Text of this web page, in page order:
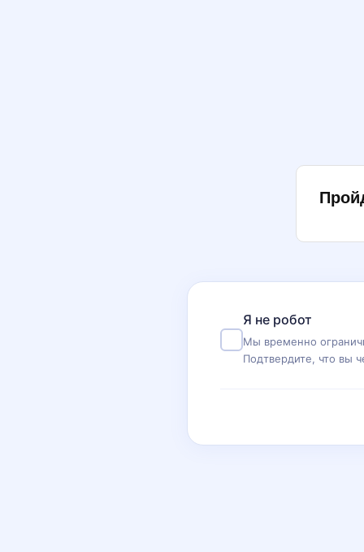
Я не робот
Мы временно
Подтвердите, что вы